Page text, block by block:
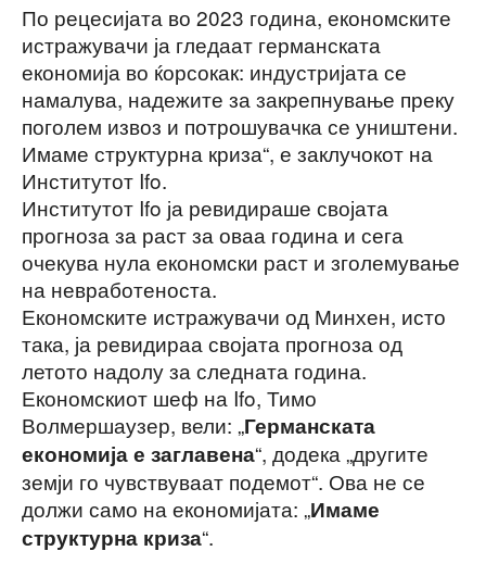
По рецесијата во 2023 година, економските
истражувачи ја гледаат германската
економија во ќорсокак: индустријата се
намалува, надежите за закрепнување преку
поголем извоз и потрошувачка се уништени.
Имаме структурна криза“, е заклучокот на
Институтот Ifo.
Институтот Ifo ја ревидираше својата
прогноза за раст за оваа година и сега
очекува нула економски раст и зголемување
на невработеноста.
Економските истражувачи од Минхен, исто
така, ја ревидираа својата прогноза од
летото надолу за следната година.
Економскиот шеф на Ifo, Тимо
Волмершаузер, вели: „Германската
економија е заглавена“, додека „другите
земји го чувствуваат подемот“. Ова не се
должи само на економијата: „Имаме
структурна криза“.